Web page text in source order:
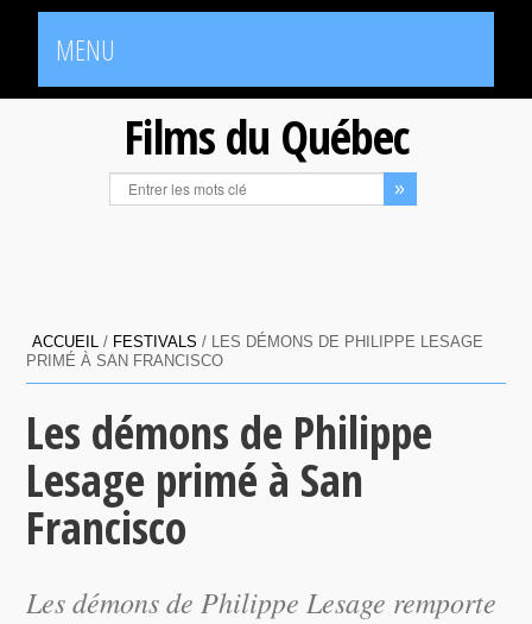
MENU
Films du Québec
ACCUEIL / FESTIVALS / LES DÉMONS DE PHILIPPE LESAGE
PRIMÉ À SAN FRANCISCO
Les démons de Philippe
Lesage primé à San
Francisco
Les démonsde Philippe Lesage remporte